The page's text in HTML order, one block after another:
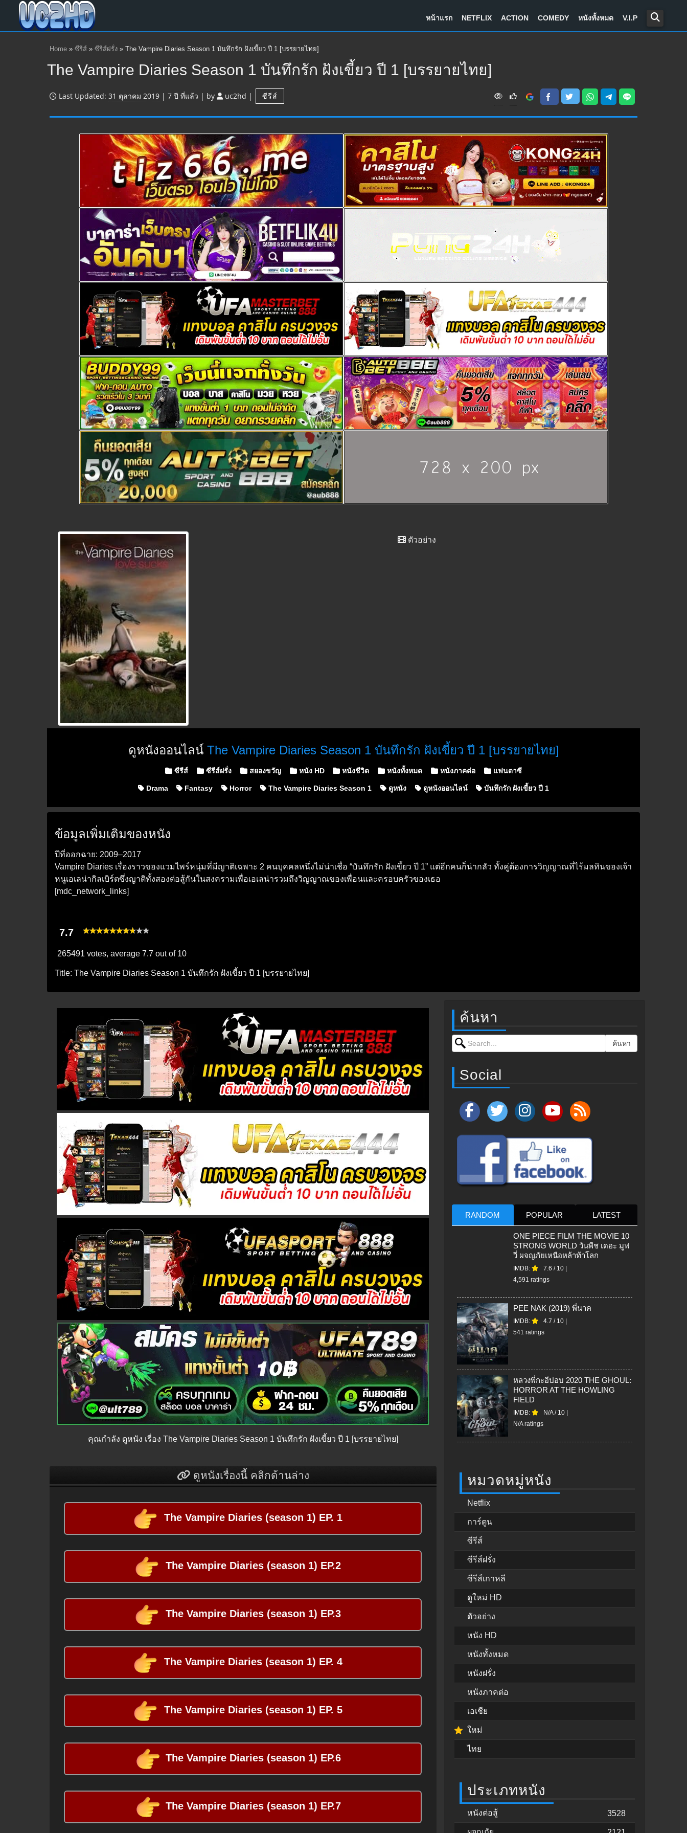
หน้าแรก NETFLIX ACTION COMEDY หนังทั้งหมด V.I.P
Home » ซีรีส์ » ซีรีส์ฝรั่ง » The Vampire Diaries Season 1 บันทึกรัก ฝังเขี้ยว ปี 1 [บรรยายไทย]
The Vampire Diaries Season 1 บันทึกรัก ฝังเขี้ยว ปี 1 [บรรยายไทย]
Last Updated: 31 ตุลาคม 2019 | 7 ปี ที่แล้ว | by uc2hd | ซีรีส์
V
w
s
ตัวอย่าง
ดูหนังออนไลน์ The Vampire Diaries Season 1 บันทึกรัก ฝังเขี้ยว ปี 1 [บรรยายไทย]
Posted in
ซีรีส์ ซีรีส์ฝรั่ง สยองขวัญ หนัง HD หนังชีวิต หนังทั้งหมด หนังภาคต่อ แฟนตาซี
Drama Fantasy Horror The Vampire Diaries Season 1 ดูหนัง ดูหนังออนไลน์ บันทึกรัก ฝังเขี้ยว ปี 1
ข้อมูลเพิ่มเติมของหนัง
ปีที่ออกฉาย: 2009–2017
Vampire Diaries เรื่องราวของแวมไพร์หนุ่มที่มีญาติเฉพาะ 2 คนบุคคลหนึ่งไม่น่าเชื่อ “บันทึกรัก ฝังเขี้ยว ปี 1” แต่อีกคนก็น่ากลัว ทั้งคู่ต้องการวิญญาณที่ไร้มลทินของเจ้า
หนูเอเลน่ากิลเบิร์ตซึ่งญาติทั้งสองต่อสู้กันในสงครามเพื่อเอเลน่ารวมถึงวิญญาณของเพื่อนและครอบครัวของเธอ
[mdc_network_links]
7.7
265491 votes, average 7.7 out of 10
Title: The Vampire Diaries Season 1 บันทึกรัก ฝังเขี้ยว ปี 1 [บรรยายไทย]
คุณกำลัง ดูหนัง เรื่อง The Vampire Diaries Season 1 บันทึกรัก ฝังเขี้ยว ปี 1 [บรรยายไทย]
ดูหนังเรื่องนี้ คลิกด้านล่าง
The Vampire Diaries (season 1) EP. 1
The Vampire Diaries (season 1) EP.2
The Vampire Diaries (season 1) EP.3
The Vampire Diaries (season 1) EP. 4
The Vampire Diaries (season 1) EP. 5
The Vampire Diaries (season 1) EP.6
The Vampire Diaries (season 1) EP.7
ค้นหา
Search for: ค้นหา
Social
RANDOM POPULAR LATEST
ONE PIECE FILM THE MOVIE 10
STRONG WORLD วันพีช เดอะ มูฟ
วี่ ผจญภัยเหนือหล้าท้าโลก
IMDB: 7.6 / 10
4,591 ratings
PEE NAK (2019) พี่นาค
IMDB: 4.7 / 10
541 ratings
หลวงพี่กะอีปอบ 2020 THE GHOUL:
HORROR AT THE HOWLING
FIELD
IMDB: N/A/ 10
N/A ratings
หมวดหมู่หนัง
Netflix
การ์ตูน
ซีรีส์
ซีรีส์ฝรั่ง
ซีรีส์เกาหลี
ดูใหม่ HD
ตัวอย่าง
หนัง HD
หนังทั้งหมด
หนังฝรั่ง
หนังภาคต่อ
เอเชีย
ใหม่
ไทย
ประเภทหนัง
หนังต่อสู้ 3528